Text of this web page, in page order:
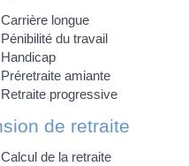
Carrière longue
Pénibilité du travail
Handicap
Préretraite amiante
Retraite progressive
de retraite
Calcul de la retraite